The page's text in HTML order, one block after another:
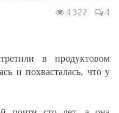
4 322 4
в продуктовом
и похвасталась, что у